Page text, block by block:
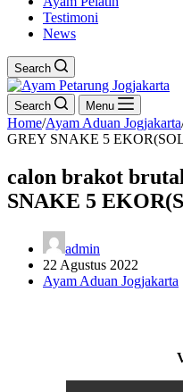
Testimoni
News
Search
Search Menu
Home/Ayam Aduan Jogjakarta
GREY SNAKE 5
calon brakot
SNAKE 5
admin
22 Agustus 2022
Ayam Aduan Jogjakarta